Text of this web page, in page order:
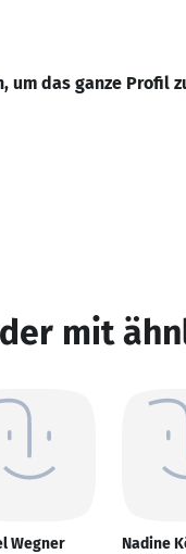
um das ganze Profil
mit
Wegner Nadine